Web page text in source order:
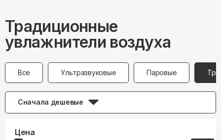
Традиционные
увлажнители воздуха
Все Ультразвуковые Паровые
Сначала дешевые
Цена